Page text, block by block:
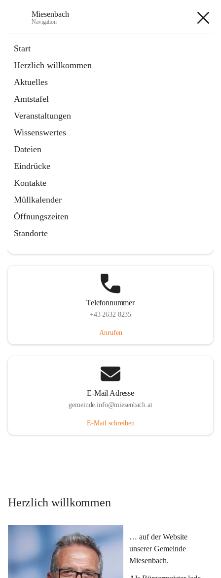
Miesenbach
Navigation
Start
Herzlich willkommen
Aktuelles
Amtstafel
Veranstaltungen
Wissenswertes
Dateien
Eindrücke
Kontakte
Müllkalender
Öffnungszeiten
Standorte
Externe Webseite
in
Tab
Region Schneebergland
Externe Webseite
öffnet
in
neuem
Tab
Telefonnummer
+43 2632 8235
Anrufen
E-Mail Adresse
gemeinde.info@miesenbach.at
E-Mail schreiben
Herzlich willkommen
… auf der Website
unserer Gemeinde
Miesenbach.